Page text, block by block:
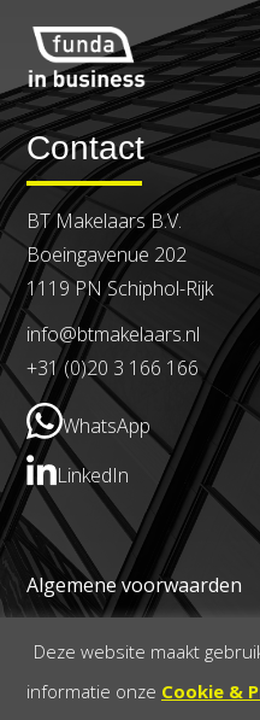
Contact
BT Makelaars B.V.
Boeingavenue 202
1119 PN Schiphol-Rijk
info@btmakelaars.nl
+31 (0)20 3 166 166
WhatsApp
LinkedIn
Algemene voorwaarden
Privacy- en
Deze website maakt
informatie onze Cookie &